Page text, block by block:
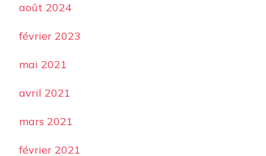
août 2024
février 2023
mai 2021
avril 2021
mars 2021
février 2021